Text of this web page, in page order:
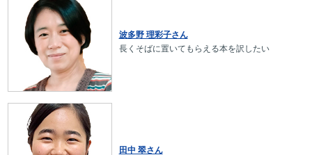
波多野 理彩子さん
長くそばに置いてもらえる本を訳したい
田中 翠さん